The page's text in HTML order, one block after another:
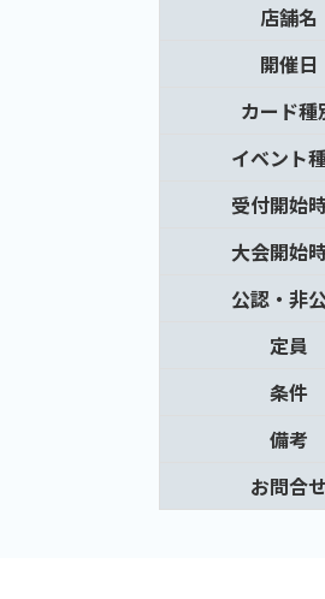
店舗名
開催日
カード種
イベント
受付開始
大会開始
公認・非
定員
条件
備考
お問合せ